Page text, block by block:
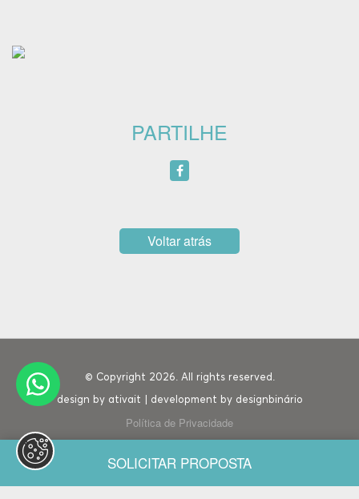
SOLICITAR PROPOSTA
PARTILHE
Voltar atrás
© Copyright 2026. All rights reserved.
design by ativait | development by designbinário
Política de Privacidade